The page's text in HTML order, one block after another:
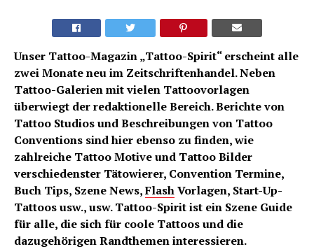
Unser Tattoo-Magazin „Tattoo-Spirit“ erscheint alle
zwei Monate neu im Zeitschriftenhandel. Neben
Tattoo-Galerien mit vielen Tattoovorlagen
überwiegt der redaktionelle Bereich. Berichte von
Tattoo Studios und Beschreibungen von Tattoo
Conventions sind hier ebenso zu finden, wie
zahlreiche Tattoo Motive und Tattoo Bilder
verschiedenster Tätowierer, Convention Termine,
Buch Tips, Szene News,FlashVorlagen, Start-Up-
Tattoos usw., usw. Tattoo-Spirit ist ein Szene Guide
für alle, die sich für coole Tattoos und die
dazugehörigen Randthemen interessieren.